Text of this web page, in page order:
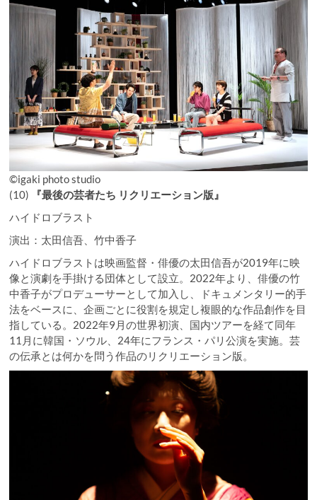
©︎igaki photo studio
(10) 『最後の芸者たち リクリエーション版』
ハイドロブラスト
演出：太田信吾、竹中香子
ハイドロブラストは映画監督・俳優の太田信吾が2019年に映
像と演劇を手掛ける団体として設立。2022年より、俳優の竹
中香子がプロデューサーとして加入し、ドキュメンタリー的手
法をベースに、企画ごとに役割を規定し複眼的な作品創作を目
指している。2022年9月の世界初演、国内ツアーを経て同年
11月に韓国・ソウル、24年にフランス・パリ公演を実施。芸
の伝承とは何かを問う作品のリクリエーション版。